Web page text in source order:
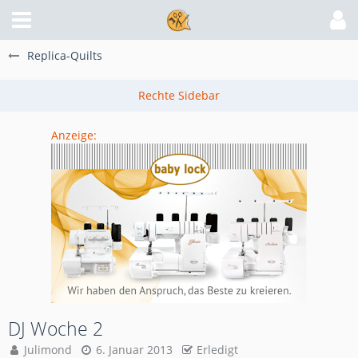
Replica-Quilts
Anzeige:
DJ Woche 2
Julimond 6. Januar 2013 Erledigt